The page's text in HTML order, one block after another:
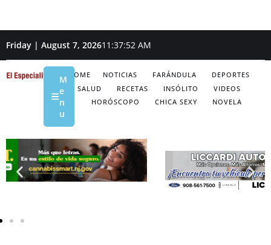
Friday | August 7, 202611:37:53 AM
HOME NOTICIAS FARÁNDULA
DEPORTES
SALUD
RECETAS INSÓLITO
VIDEOS
HORÓSCOPO
CHICA SEXY NOVELA
M
e
n
u